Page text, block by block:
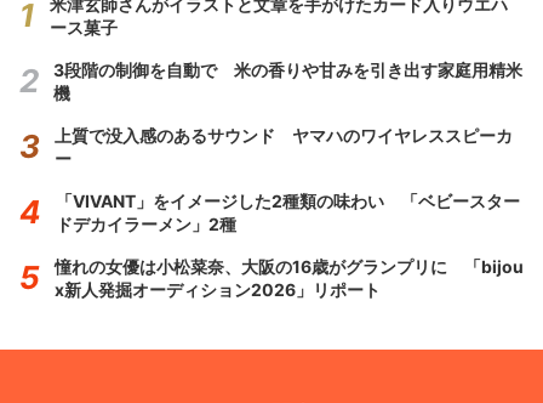
米津玄師さんがイラストと文章を手がけたカード入りウエハ
ース菓子
3段階の制御を自動で 米の香りや甘みを引き出す家庭用精米
機
上質で没入感のあるサウンド ヤマハのワイヤレススピーカ
ー
「VIVANT」をイメージした2種類の味わい 「ベビースター
ドデカイラーメン」2種
憧れの女優は小松菜奈、大阪の16歳がグランプリに 「bijou
x新人発掘オーディション2026」リポート